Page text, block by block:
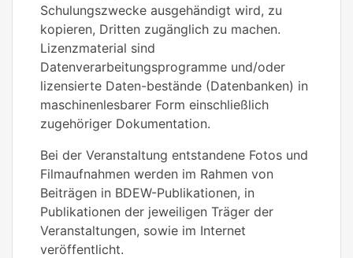
Schulungszwecke ausgehändigt wird, zu
kopieren, Dritten zugänglich zu machen.
Lizenzmaterial sind
Datenverarbeitungsprogramme und/oder
lizensierte Daten-bestände (Datenbanken) in
maschinenlesbarer Form einschließlich
zugehöriger Dokumentation.
Bei der Veranstaltung entstandene Fotos und
Filmaufnahmen werden im Rahmen von
Beiträgen in BDEW-Publikationen, in
Publikationen der jeweiligen Träger der
Veranstaltungen, sowie im Internet
veröffentlicht.